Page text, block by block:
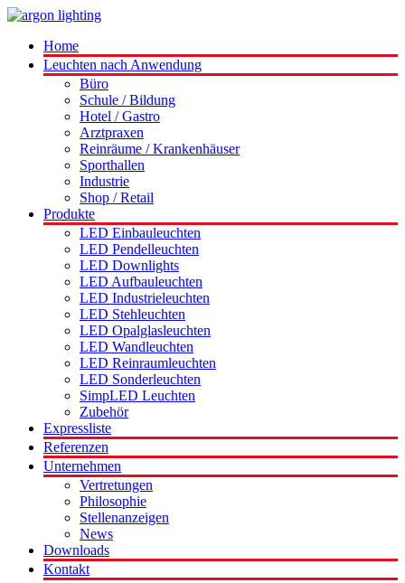
Home
Leuchten nach Anwendung
Büro
Schule / Bildung
Hotel / Gastro
Arztpraxen
Reinräume / Krankenhäuser
Sporthallen
Industrie
Shop / Retail
Produkte
LED Einbauleuchten
LED Pendelleuchten
LED Downlights
LED Aufbauleuchten
LED Industrieleuchten
LED Stehleuchten
LED Opalglasleuchten
LED Wandleuchten
LED Reinraumleuchten
LED Sonderleuchten
SimpLED Leuchten
Zubehör
Expressliste
Referenzen
Unternehmen
Vertretungen
Philosophie
Stellenanzeigen
News
Downloads
Kontakt